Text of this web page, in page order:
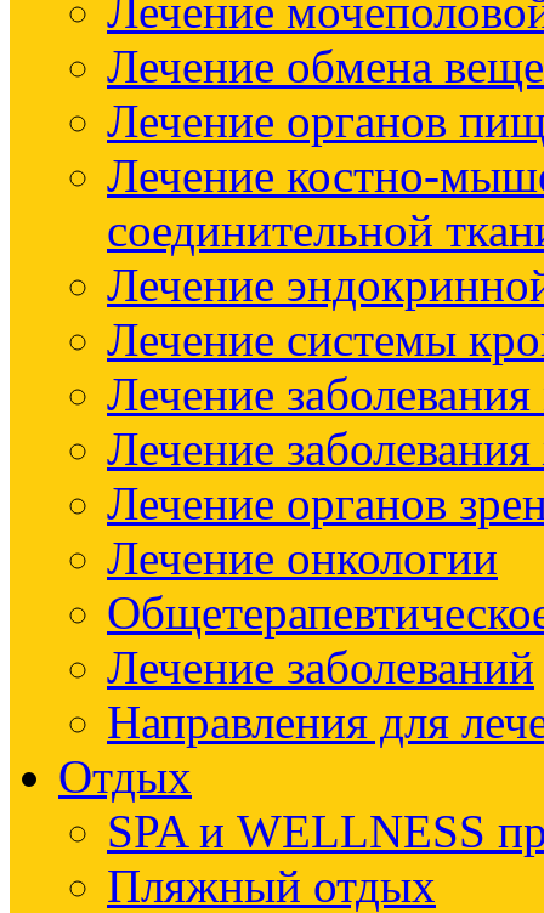
Лечение
Лечение обмена
Лечение органов
Лечение костно-
соединительной
Лечение
Лечение системы
Лечение
Лечение
Лечение органов
Лечение онкологии
Лечение заболеваний
Направления для
Отдых
SPA и WELLNESS
Пляжный отдых